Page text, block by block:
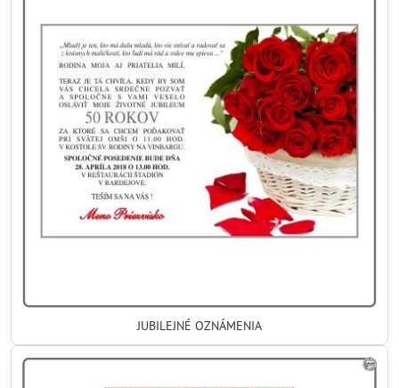
JUBILEJNÉ OZNÁMENIA